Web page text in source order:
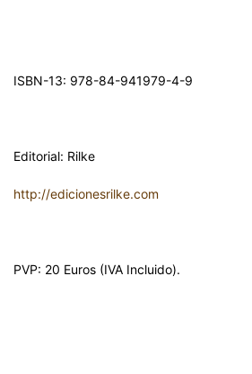
ISBN-13: 978-84-941979-4-9
Editorial: Rilke
http://edicionesrilke.com
PVP: 20 Euros (IVA Incluido).